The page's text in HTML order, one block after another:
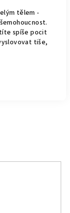
tělem -
spíše pocit
tiše,